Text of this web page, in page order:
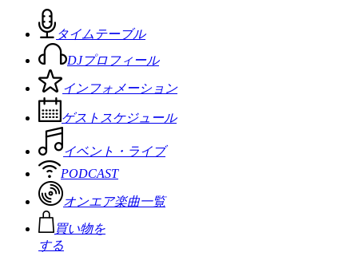
タイムテーブル
DJプロフィール
インフォメーション
ゲストスケジュール
イベント・ライブ
PODCAST
オンエア楽曲一覧
買い物を
する